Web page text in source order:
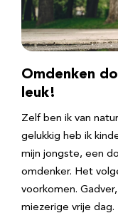
Omdenken
leuk!
Zelf ben ik van
gelukkig heb ik
mijn jongste, een
omdenker. Het
voorkomen.
miezerige vrije